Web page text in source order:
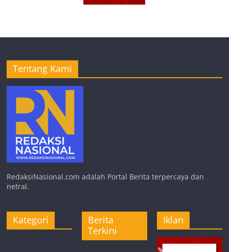
Tentang Kami
RedaksiNasional.com adalah Portal Berita terpercaya dan
netral.
Kategori
Berita
Terkini
Iklan